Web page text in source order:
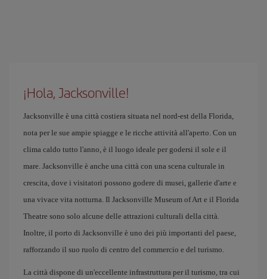
¡Hola, Jacksonville!
Jacksonville è una città costiera situata nel nord-est della Florida,
nota per le sue ampie spiagge e le ricche attività all'aperto. Con un
clima caldo tutto l'anno, è il luogo ideale per godersi il sole e il
mare. Jacksonville è anche una città con una scena culturale in
crescita, dove i visitatori possono godere di musei, gallerie d'arte e
una vivace vita notturna. Il Jacksonville Museum of Art e il Florida
Theatre sono solo alcune delle attrazioni culturali della città.
Inoltre, il porto di Jacksonville è uno dei più importanti del paese,
rafforzando il suo ruolo di centro del commercio e del turismo.
La città dispone di un'eccellente infrastruttura per il turismo, tra cui